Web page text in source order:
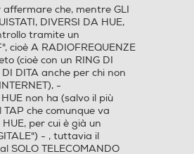
che, mentre GLI
DIVERSI DA HUE,
tramite un
cioè A RADIOFREQUENZE
(cioè con un RING DI
DI DITA anche per chi non
-
non ha (salvo il più
TAP che comunque va
per cui è già un
- , tuttavia il
SOLO TELECOMANDO